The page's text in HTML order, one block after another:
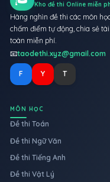
Kho đề thi Online miễn
Hàng nghìn đề thi các môn
chấm điểm tự động, chia sẻ
toàn miễn phí.
📧taodethi.xyz@gmail.com
F Y T
MÔN HỌC
Đề thi Toán
Đề thi Ngữ Văn
Đề thi Tiếng Anh
Đề thi Vật Lý